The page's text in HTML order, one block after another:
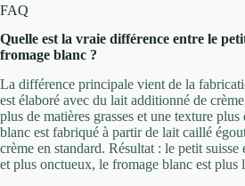
FAQ
Quelle est la vraie différence entre le
fromage blanc ?
La différence principale vient de la
est élaboré avec du lait additionné de
plus de matières grasses et une texture
blanc est fabriqué à partir de lait caillé
crème en standard. Résultat : le petit suisse
et plus onctueux, le fromage blanc est plus